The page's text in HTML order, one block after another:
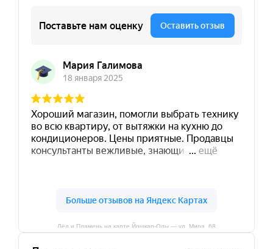
Лёд и Пламень на карте Йошкар‑Олы — ул. Мира, 68